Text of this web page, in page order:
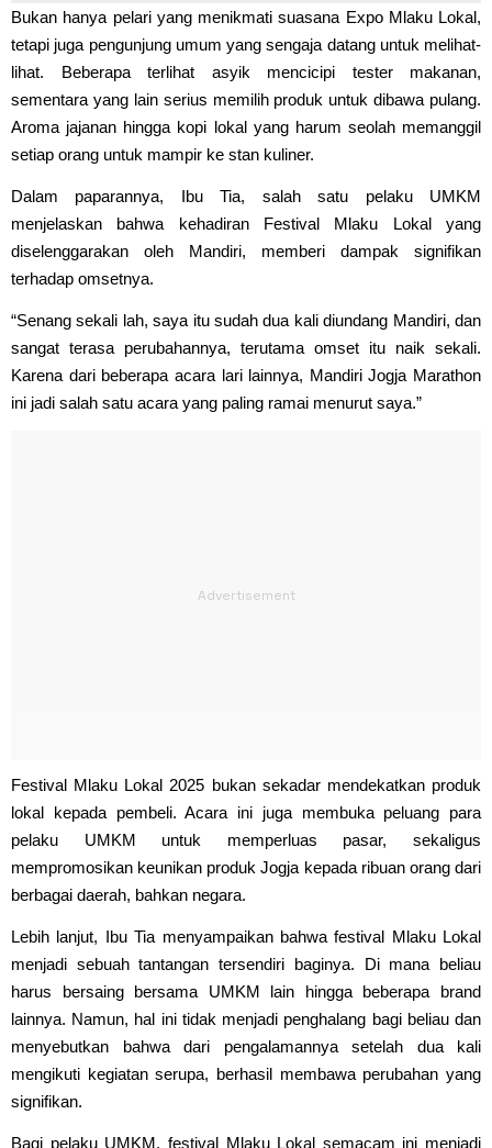
Bukan hanya pelari yang menikmati suasana Expo Mlaku Lokal,
tetapi juga pengunjung umum yang sengaja datang untuk melihat-
lihat. Beberapa terlihat asyik mencicipi tester makanan,
sementara yang lain serius memilih produk untuk dibawa pulang.
Aroma jajanan hingga kopi lokal yang harum seolah memanggil
setiap orang untuk mampir ke stan kuliner.
Dalam paparannya, Ibu Tia, salah satu pelaku UMKM
menjelaskan bahwa kehadiran Festival Mlaku Lokal yang
diselenggarakan oleh Mandiri, memberi dampak signifikan
terhadap omsetnya.
“Senang sekali lah, saya itu sudah dua kali diundang Mandiri, dan
sangat terasa perubahannya, terutama omset itu naik sekali.
Karena dari beberapa acara lari lainnya, Mandiri Jogja Marathon
ini jadi salah satu acara yang paling ramai menurut saya.”
Festival Mlaku Lokal 2025 bukan sekadar mendekatkan produk
lokal kepada pembeli. Acara ini juga membuka peluang para
pelaku UMKM untuk memperluas pasar, sekaligus
mempromosikan keunikan produk Jogja kepada ribuan orang dari
berbagai daerah, bahkan negara.
Lebih lanjut, Ibu Tia menyampaikan bahwa festival Mlaku Lokal
menjadi sebuah tantangan tersendiri baginya. Di mana beliau
harus bersaing bersama UMKM lain hingga beberapa brand
lainnya. Namun, hal ini tidak menjadi penghalang bagi beliau dan
menyebutkan bahwa dari pengalamannya setelah dua kali
mengikuti kegiatan serupa, berhasil membawa perubahan yang
signifikan.
Bagi pelaku UMKM, festival Mlaku Lokal semacam ini menjadi